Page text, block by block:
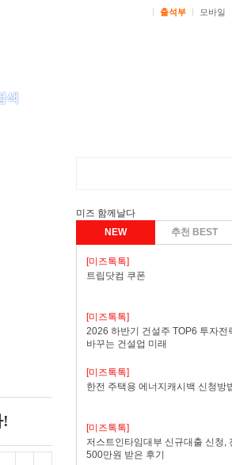
출석부 모바일
미즈 함께날다
NEW
추천 BEST
[미즈톡톡]
트립닷컴 쿠폰
[미즈톡톡]
2026 하반기 건설주 TOP6 투자전
바꾸는 건설업 미래
[미즈톡톡]
한전 주택용 에너지캐시백 신청방
[미즈톡톡]
저스트인타임대부 신규대출 신청,
500만원 받은 후기